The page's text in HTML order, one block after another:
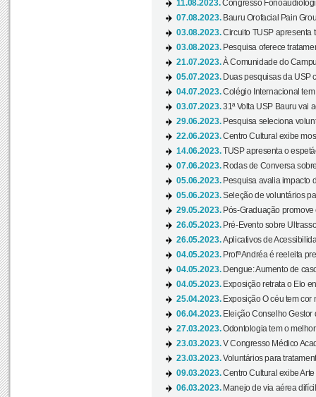
11.08.2023.Congresso
07.08.2023. Bauru Orofacial Pain
03.08.2023.Circuito TUSP apresenta
03.08.2023. Pesquisa oferece
21.07.2023.À Comunidade do
05.07.2023. Duas pesquisas da USP
04.07.2023.Colégio Internacional
03.07.2023.31ª Volta USP Bauru vai
29.06.2023. Pesquisa seleciona
22.06.2023.Centro Cultural exibe
14.06.2023.TUSP apresenta o
07.06.2023. Rodas de Conversa
05.06.2023. Pesquisa avalia impacto
05.06.2023.Seleção de voluntários
29.05.2023. Pós-Graduação
26.05.2023. Pré-Evento sobre
26.05.2023.Aplicativos de
04.05.2023. Profª Andréa é reeleita
04.05.2023. Dengue: Aumento de
04.05.2023. Exposição retrata o Elo
25.04.2023. Exposição O céu tem cor
06.04.2023. Eleição Conselho Gestor
27.03.2023.Odontologia tem o
23.03.2023.V Congresso Médico
23.03.2023.Voluntários para
09.03.2023.Centro Cultural exibe
06.03.2023. Manejo de via aérea